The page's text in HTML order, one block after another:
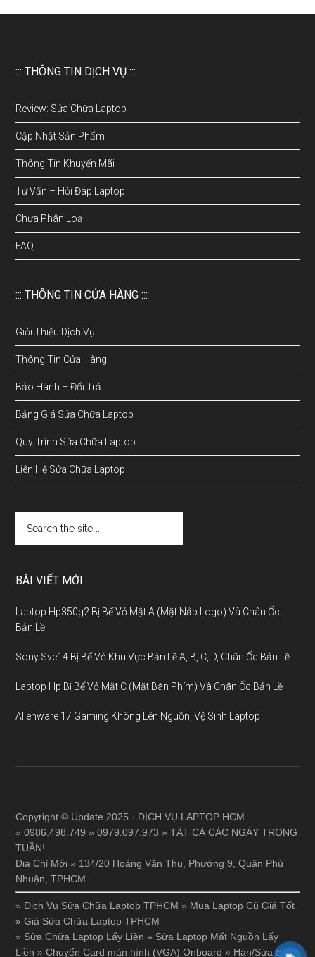
::: THÔNG TIN DỊCH VỤ :::
Review: Sửa Chữa Laptop
Cập Nhật Sản Phẩm
Thông Tin Khuyến Mãi
Tư Vấn – Hỏi Đáp Laptop
Chưa Phân Loại
FAQ
::: THÔNG TIN CỬA HÀNG :::
Giới Thiệu Dịch Vụ
Thông Tin Cửa Hàng
Bảo Hành – Đổi Trả
Bảng Giá Sửa Chữa Laptop
Quy Trình Sửa Chữa Laptop
Liên Hệ Sửa Chữa Laptop
BÀI VIẾT MỚI
Laptop Hp350g2 Bị Bể Vỏ Mặt A (Mặt Nắp Logo) Và Chân Ốc
Bản Lề
Sony Sve14 Bị Bể Vỏ Khu Vực Bản Lề A, B, C, D, Chân Ốc Bản Lề
Laptop Hp Bị Bể Vỏ Mặt C (Mặt Bàn Phím) Và Chân Ốc Bản Lề
Alienware 17 Gaming Không Lên Nguồn, Vệ Sinh Laptop
Copyright © Update 2025 · DỊCH VỤ LAPTOP HCM
» 0986.498.749 » 0979.097.973 » TẤT CẢ CÁC NGÀY TRONG
TUẦN!
Địa Chỉ Mới » 134/20 Hoàng Văn Thụ, Phường 9, Quận Phú
Nhuận, TPHCM
» Dịch Vụ Sửa Chữa Laptop TPHCM » Mua Laptop Cũ Giá Tốt
»Giá Sửa Chữa Laptop TPHCM
» Sửa Chữa Laptop Lấy Liền » Sửa Laptop Mất Nguồn Lấy
Liền »Chuyển Card màn hình (VGA) Onboard » Hàn/Sửa Bản